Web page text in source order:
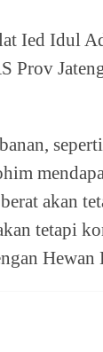
Ied Idul
akan
tetapi
Hewan